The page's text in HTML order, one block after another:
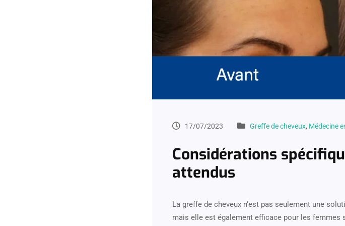
17/07/2023 Greffe de cheveux, Médecine
Considérations
attendus
La greffe de cheveux n’est pas seulement une
mais elle est également efficace pour les femmes